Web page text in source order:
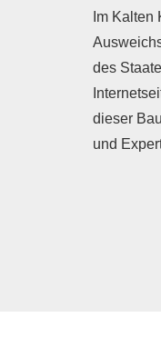
Im
des
dieser
und